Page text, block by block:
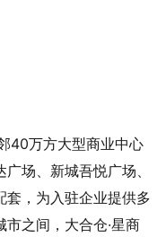
40万方大型商业中心
场、新城吾悦广场、
套，为入驻企业提供多
之间，大合仓·星商